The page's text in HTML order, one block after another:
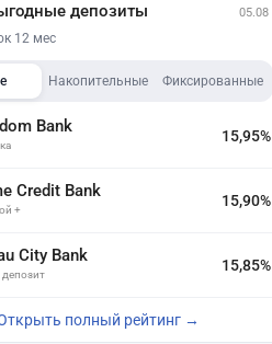
депозиты 05.08
12 мес
Накопительные Фиксированные
Bank 15,95%
Credit Bank
+
15,90%
City Bank
депозит
15,85%
полный рейтинг →